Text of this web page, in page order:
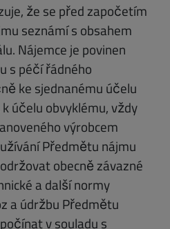
že se před započetím
seznámí s obsahem
Nájemce je povinen
s péčí řádného
ke sjednanému účelu
účelu obvyklému, vždy
výrobcem
Předmětu nájmu
obecně závazné
a další normy
a údržbu Předmětu
v souladu s